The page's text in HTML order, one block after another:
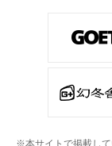
※本サイトで掲載し